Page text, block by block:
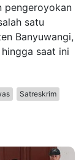
pengeroyokan
satu
Banyuwangi,
saat ini
Satreskrim